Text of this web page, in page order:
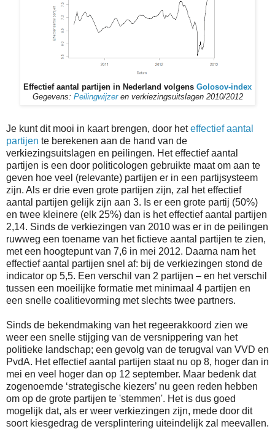
Effectief aantal partijen in Nederland volgens Golosov-index
Gegevens: Peilingwijzeren verkiezingsuitslagen 2010/2012
Je kunt dit mooi in kaart brengen, door heteffectief aantal
partijen te berekenen aan de hand van de
verkiezingsuitslagen en peilingen. Het effectief aantal
partijen is een door politicologen gebruikte maat om aan te
geven hoe veel (relevante) partijen er in een partijsysteem
zijn. Als er drie even grote partijen zijn, zal het effectief
aantal partijen gelijk zijn aan 3. Is er een grote partij (50%)
en twee kleinere (elk 25%) dan is het effectief aantal partijen
2,14. Sinds de verkiezingen van 2010 was er in de peilingen
ruwweg een toename van het fictieve aantal partijen te zien,
met een hoogtepunt van 7,6 in mei 2012. Daarna nam het
effectief aantal partijen snel af: bij de verkiezingen stond de
indicator op 5,5. Een verschil van 2 partijen – en het verschil
tussen een moeilijke formatie met minimaal 4 partijen en
een snelle coalitievorming met slechts twee partners.
Sinds de bekendmaking van het regeerakkoord zien we
weer een snelle stijging van de versnippering van het
politieke landschap; een gevolg van de terugval van VVD en
PvdA. Het effectief aantal partijen staat nu op 8, hoger dan in
mei en veel hoger dan op 12 september. Maar bedenk dat
zogenoemde ‘strategische kiezers’ nu geen reden hebben
om op de grote partijen te 'stemmen'. Het is dus goed
mogelijk dat, als er weer verkiezingen zijn, mede door dit
soort kiesgedrag de versplintering uiteindelijk zal meevallen.